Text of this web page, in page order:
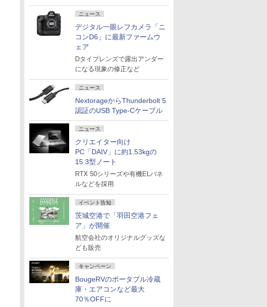
ニュース
デジタル一眼レフカメラ「ニ
コンD6」に最新ファームウ
ェア
Dタイプレンズで露出アンダー
になる現象の修正など
ニュース
NextorageからThunderbolt 5
認証のUSB Type-Cケーブル
ニュース
クリエイター向け
PC「DAIV」に約1.53kgの
15.3型ノート
RTX 50シリーズや有機ELパネ
ルなどを採用
イベント告知
茨城空港で「羽田空港フェ
ア」が開催
航空会社のオリジナルグッズな
ども販売
キャンペーン
BougeRVのポータブル冷蔵
庫・エアコンなど最大
70％OFFに